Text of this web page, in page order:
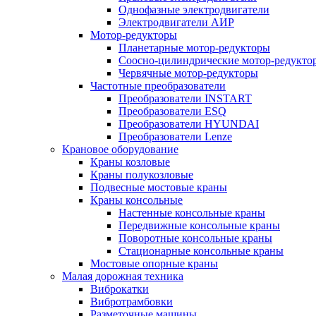
Однофазные электродвигатели
Электродвигатели АИР
Мотор-редукторы
Планетарные мотор-редукторы
Соосно-цилиндрические мотор-
Червячные мотор-редукторы
Частотные преобразователи
Преобразователи INSTART
Преобразователи ESQ
Преобразователи HYUNDAI
Преобразователи Lenze
Крановое оборудование
Краны козловые
Краны полукозловые
Подвесные мостовые краны
Краны консольные
Настенные консольные краны
Передвижные консольные краны
Поворотные консольные краны
Стационарные консольные краны
Мостовые опорные краны
Малая дорожная техника
Виброкатки
Вибротрамбовки